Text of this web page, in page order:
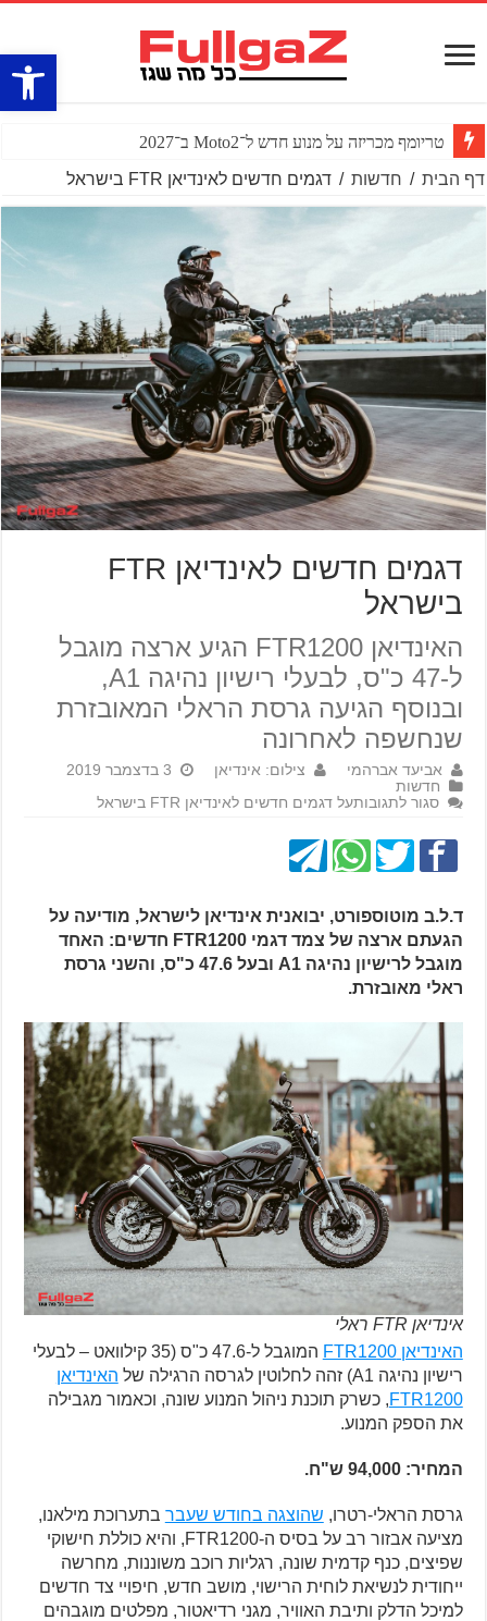
פתח
טריומף מכריזה על מנוע חדש ל־Moto2 ב־2027
דף הבית / חדשות / דגמים חדשים לאינדיאן FTR בישראל
דגמים חדשים לאינדיאן FTR
בישראל
האינדיאן FTR1200 הגיע ארצה מוגבל
ל-47 כ"ס, לבעלי רישיון נהיגה A1,
ובנוסף הגיעה גרסת הראלי המאובזרת
שנחשפה לאחרונה
אביעד אברהמי צילום: אינדיאן
3 בדצמבר 2019
חדשות
סגור לתגובותעל דגמים חדשים לאינדיאן FTR בישראל
ד.ל.ב מוטוספורט, יבואנית אינדיאן לישראל, מודיעה על
הגעתם ארצה של צמד דגמי FTR1200 חדשים: האחד
מוגבל לרישיון נהיגה A1 ובעל 47.6 כ"ס, והשני גרסת
ראלי מאובזרת.
אינדיאן FTR ראלי
האינדיאן FTR1200
המוגבל ל-47.6 כ"ס (35 קילוואט – לבעלי
רישיון נהיגה A1) זהה לחלוטין לגרסה הרגילה של
האינדיאן
FTR1200, כשרק תוכנת ניהול המנוע שונה, וכאמור מגבילה
את הספק המנוע.
המחיר: 94,000 ש"ח.
גרסת הראלי-רטרו, שהוצגה בחודש שעבר בתערוכת מילאנו,
מציעה אבזור רב על בסיס ה-FTR1200, והיא כוללת חישוקי
שפיצים, כנף קדמית שונה, רגליות רוכב משוננות, מחרשה
ייחודית לנשיאת לוחית הרישוי, מושב חדש, חיפויי צד חדשים
למיכל הדלק ותיבת האוויר, מגני רדיאטור, מפלטים מוגבהים